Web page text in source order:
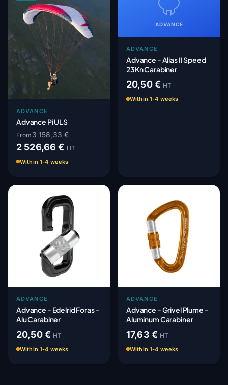
ADVANCE
Advance Pi ULS
From3 158,33 €
2 526,66 € HT
Within 1-4 weeks
ADVANCE
ADVANCE
Advance - Alias II Speed
23Kn Carabiner
20,50 € HT
Within 1-4 weeks
ADVANCE
Advance - Edelrid Foras -
Alu Carabiner
20,50 € HT
Within 1-4 weeks
ADVANCE
Advance - Grivel Plume -
Aluminum Carabiner
17,63 € HT
Within 1-4 weeks